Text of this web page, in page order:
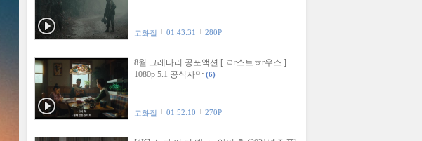
고화질 01:43:31 280P
8월 그레타리 공포액션 [ ㄹr스트ㅎr우스 ]
1080p 5.1 공식자막 (6)
고화질 01:52:10 270P